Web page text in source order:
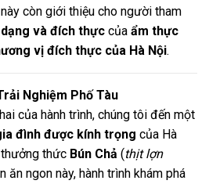
còn giới thiệu cho người tham
và đích thực của ẩm thực
vị đích thực của Hà Nội.
Nghiệm Phố Tàu
của hành trình, chúng tôi đến một
đình được kính trọng của Hà
thức Bún Chả (thịt lợn
ăn ngon này, hành trình khám phá